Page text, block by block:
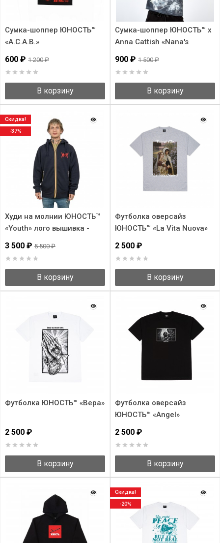
Сумка-шоппер ЮНОСТЬ™
«A.C.A.B.»
600 ₽ 1 200 ₽
В корзину
Сумка-шоппер ЮНОСТЬ™ x
Anna Cattish «Nana's
900 ₽ 1 500 ₽
В корзину
Худи на молнии ЮНОСТЬ™
«Youth» лого вышивка -
3 500 ₽ 5 500 ₽
В корзину
Скидка!
-37%
Футболка оверсайз
ЮНОСТЬ™ «La Vita Nuova»
2 500 ₽
В корзину
Футболка ЮНОСТЬ™ «Вера»
2 500 ₽
В корзину
Футболка оверсайз
ЮНОСТЬ™ «Angel»
2 500 ₽
В корзину
Скидка!
-20%